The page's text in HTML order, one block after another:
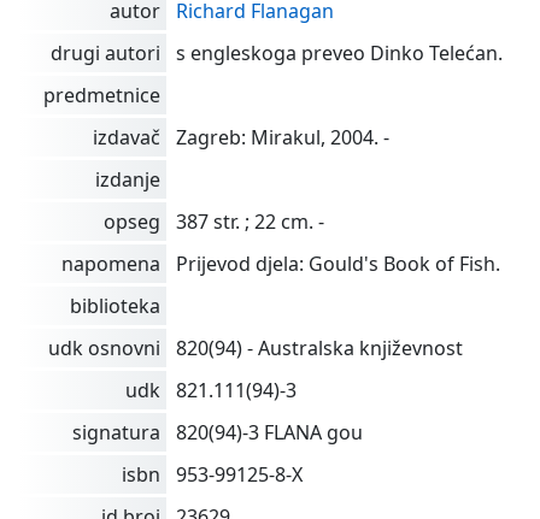
autor
Richard Flanagan
drugi autori
s engleskoga preveo Dinko Telećan.
predmetnice
izdavač
Zagreb: Mirakul, 2004. -
izdanje
opseg
387 str. ; 22 cm. -
napomena
Prijevod djela: Gould's Book of Fish.
biblioteka
udk osnovni
820(94) - Australska književnost
udk 821.111(94)-3
signatura
820(94)-3 FLANA gou
isbn
953-99125-8-X